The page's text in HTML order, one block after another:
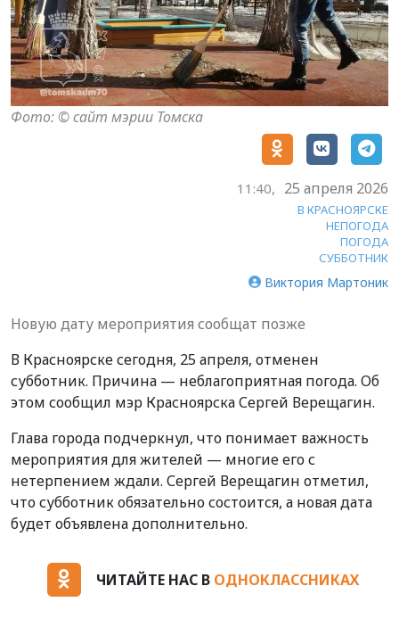
Фото: © сайт мэрии Томска
11:40, 25 апреля 2026
В КРАСНОЯРСКЕ
НЕПОГОДА
ПОГОДА
СУББОТНИК
Виктория Мартоник
Новую дату мероприятия сообщат позже
В Красноярске сегодня, 25 апреля, отменен
субботник. Причина — неблагоприятная погода. Об
этом сообщил мэр Красноярска Сергей Верещагин.
Глава города подчеркнул, что понимает важность
мероприятия для жителей — многие его с
нетерпением ждали. Сергей Верещагин отметил,
что субботник обязательно состоится, а новая дата
будет объявлена дополнительно.
ЧИТАЙТЕ НАС В ОДНОКЛАССНИКАХ